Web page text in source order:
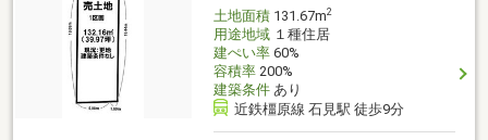
土地面積131.67m2
用途地域１種住居
建ぺい率60%
容積率200%
建築条件あり
近鉄橿原線 石見駅 徒歩9分